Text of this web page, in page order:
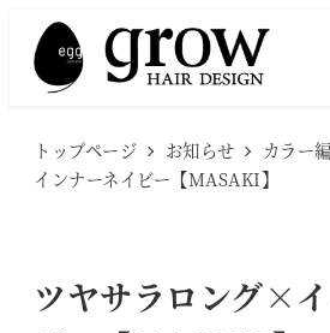
トップページ お知らせ カラー編
インナーネイビー【MASAKI】
ツヤサラロング×